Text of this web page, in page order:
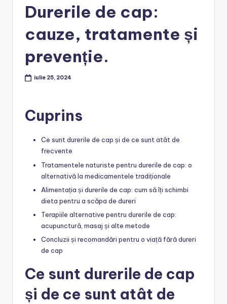
Durerile de cap:
cauze, tratamente și
prevenție.
iulie 25, 2024
Cuprins
Ce sunt durerile de cap și de ce sunt atât de
frecvente
Tratamentele naturiste pentru durerile de cap: o
alternativă la medicamentele tradiționale
Alimentația și durerile de cap: cum să îți schimbi
dieta pentru a scăpa de dureri
Terapiile alternative pentru durerile de cap:
acupunctură, masaj și alte metode
Concluzii și recomandări pentru o viață fără dureri
de cap
Ce sunt durerile de cap
și de ce sunt atât de